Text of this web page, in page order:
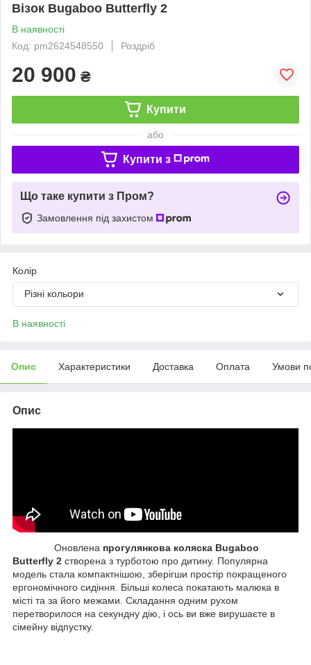
Візок Bugaboo Butterfly 2
В наявності
Код: pm2624548550
Роздріб
20 900 ₴
Купити
або
Купити з
Що таке купити з Пром?
Замовлення під захистом
Колір
Різні кольори
В наявності
Опис Характеристики Доставка Оплата Умови
Опис
Оновлена прогулянкова коляска Bugaboo
Butterfly 2 створена з турботою про дитину. Популярна
модель стала компактнішою, зберігши простір покращеного
ергономічного сидіння. Більші колеса покатають малюка в
місті та за його межами. Складання одним рухом
перетворилося на секундну дію, і ось ви вже вирушаєте в
сімейну відпустку.